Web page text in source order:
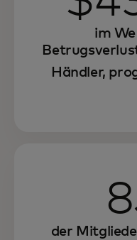
im
Händler,
der